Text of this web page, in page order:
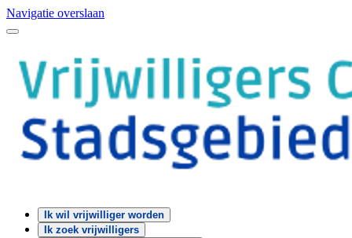
Navigatie overslaan
Ik wil vrijwilliger worden
Ik zoek vrijwilligers